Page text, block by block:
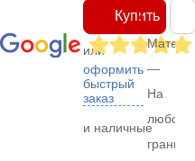
Купить
или
оформить
быстрый
заказ
и наличные
—
На
любом
граните